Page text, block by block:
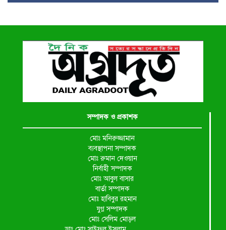
সম্পাদক ও প্রকাশক
মোঃ মনিরুজ্জামান
ব্যবস্থাপনা সম্পাদক
মোঃ রুমান দেওয়ান
নির্বাহী সম্পাদক
মোঃ আবুল বাসার
বার্তা সম্পাদক
মোঃ হাবিবুর রহমান
যুগ্ন সম্পাদক
মোঃ সেলিম মোড়ল